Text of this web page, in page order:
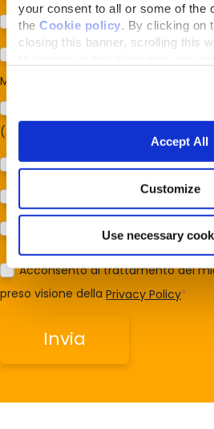
your consent to all or some of the
the Cookie policy . By clicking on
closing this banner, scrolling this
Accept All
Customize
Use necessary
Gatto
Per ora no
Mi interessa:
(Almonature - Fondazione Capellino)
Protezione della biodiversità
Protezione dei cani e dei gatti
Prodotti (Almo Nature)
Acconsento al trattamento dei
preso visione della Privacy Policy*